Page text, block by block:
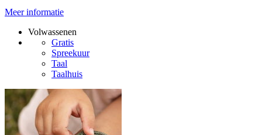
Meer informatie
Volwassenen
Gratis
Spreekuur
Taal
Taalhuis